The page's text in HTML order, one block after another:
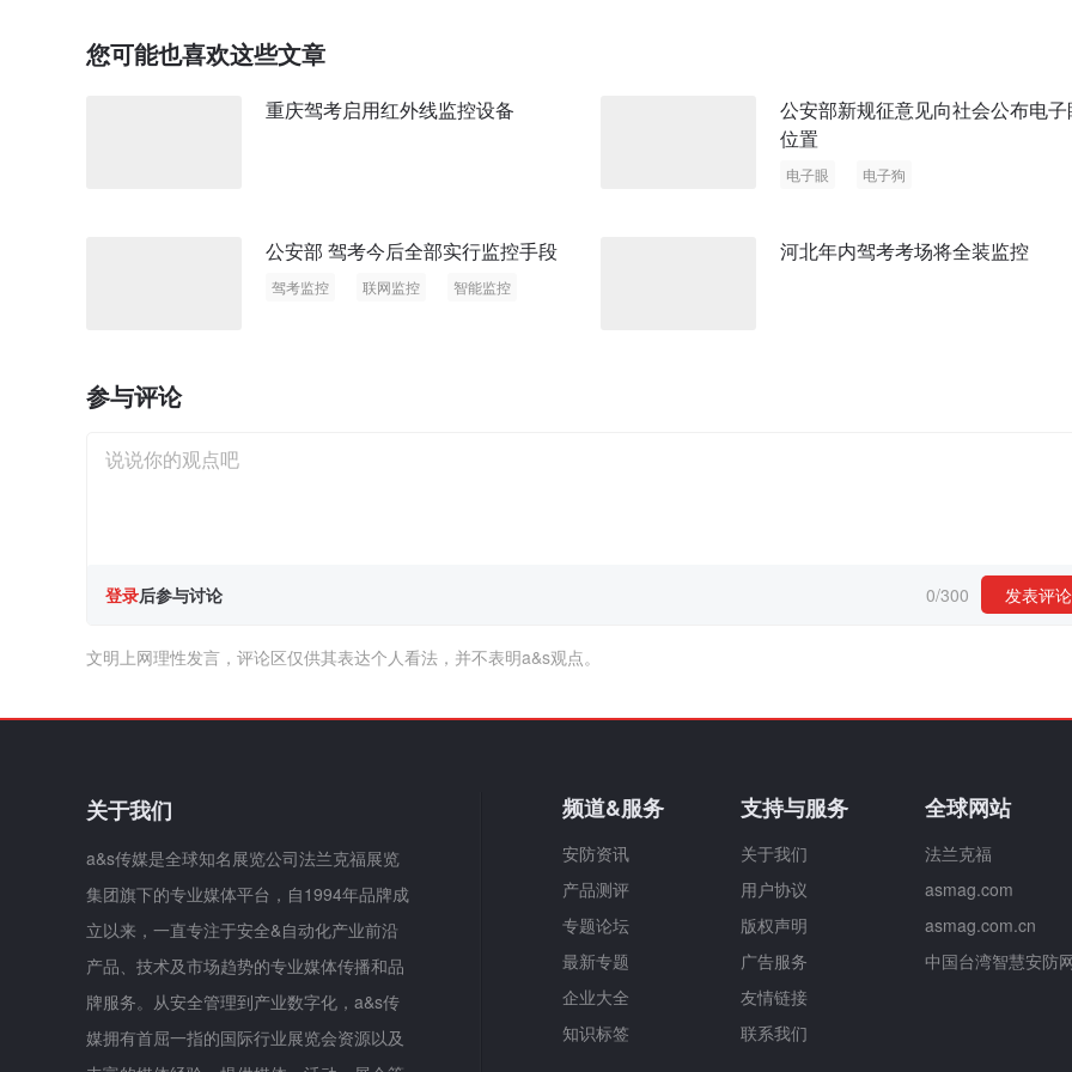
您可能也喜欢这些文章
重庆驾考启用红外线监控设备
公安部新规征意见向社会公布电子
位置
电子眼 电子狗
公安部 驾考今后全部实行监控手段
驾考监控 联网监控 智能监控
河北年内驾考考场将全装监控
参与评论
登录后参与讨论 0/300 发表评论
文明上网理性发言，评论区仅供其表达个人看法，并不表明a&s观点。
关于我们
a&s传媒是全球知名展览公司法兰克福展览
集团旗下的专业媒体平台，自1994年品牌成
立以来，一直专注于安全&自动化产业前沿
产品、技术及市场趋势的专业媒体传播和品
牌服务。从安全管理到产业数字化，a&s传
媒拥有首屈一指的国际行业展览会资源以及
频道&服务
安防资讯
产品测评
专题论坛
最新专题
企业大全
知识标签
支持与服务
关于我们
用户协议
版权声明
广告服务
友情链接
联系我们
全球网站
法兰克福
asmag.com
asmag.com.cn
中国台湾智慧安防